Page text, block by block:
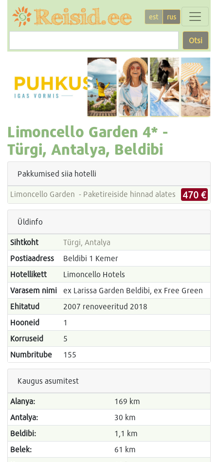
est rus
Otsi
Limoncello Garden 4* -
Türgi, Antalya, Beldibi
Pakkumised siia hotelli
Limoncello Garden - Paketireiside hinnad alates 470 €
Üldinfo
Sihtkoht
Türgi, Antalya
Postiaadress
Beldibi 1 Kemer
Hotellikett
Limoncello Hotels
Varasem nimi
ex Larissa Garden Beldibi, ex Free Green
Ehitatud
2007 renoveeritud 2018
Hooneid
1
Korruseid
5
Numbritube
155
Kaugus asumitest
Alanya:
169 km
Antalya:
30 km
Beldibi:
1,1 km
Belek:
61 km